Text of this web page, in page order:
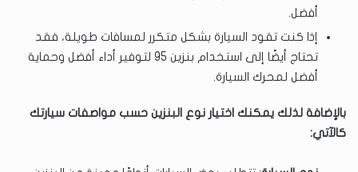
أفضل.
إذا كنت تقود السيارة بشكل متكرر لمسافات طويلة، فقد
تحتاج أيضًا إلى استخدام بنزين 95 لتوفير أداء أفضل وحماية
أفضل لمحرك السيارة.
بالإضافة لذلك يمكنك اختيار نوع البنزين حسب مواصفات سيارتك
كالآتي: